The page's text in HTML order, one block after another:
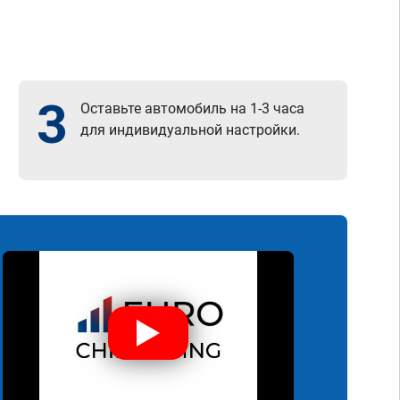
3
Оставьте автомобиль на 1-3 часа
для индивидуальной настройки.